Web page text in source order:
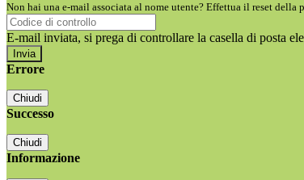
Non hai una e-mail associata al nome utente? Effettua il reset della
E-mail inviata, si prega di controllare la casella di posta
Errore
Chiudi
Successo
Chiudi
Informazione